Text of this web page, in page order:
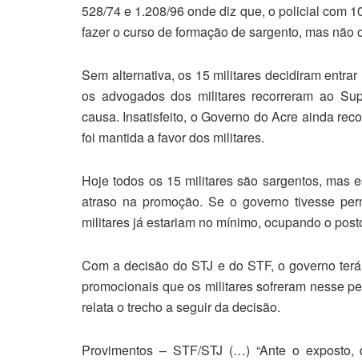
528/74 e 1.208/96 onde diz que, o policial com
fazer o curso de formação de sargento, mas não
Sem alternativa, os 15 militares decidiram
os advogados dos militares recorreram ao
causa. Insatisfeito, o Governo do Acre ainda
foi mantida a favor dos militares.
Hoje todos os 15 militares são sargentos, mas
atraso na promoção. Se o governo tivesse
militares já estariam no mínimo, ocupando o
Com a decisão do STJ e do STF, o governo
promocionais que os militares sofreram nesse
relata o trecho a seguir da decisão.
Provimentos – STF/STJ (…) “Ante o